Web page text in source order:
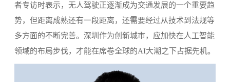
者专访时表示，无人驾驶正逐渐成为交通发展的一个重要趋
势，但距离成熟还有一段距离，还需要经过从技术到法规等
多方面的不断完善。深圳作为创新城市，应加快在人工智能
领域的布局步伐，才能在席卷全球的AI大潮之下占据先机。